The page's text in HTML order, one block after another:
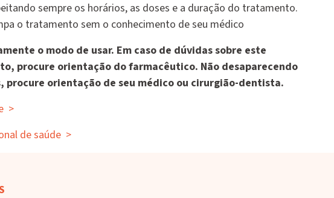
sempre os horários, as doses e a duração do tratamento.
o tratamento sem o conhecimento de seu médico
o modo de usar. Em caso de dúvidas sobre este
procure orientação do farmacêutico. Não desaparecendo
procure orientação de seu médico ou cirurgião-dentista.
>
de saúde >